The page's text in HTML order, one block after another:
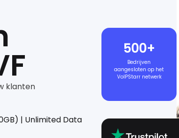
klanten
| Unlimited Data
500+
Bedrijven
aangesloten op het
VoIPStarr netwerk